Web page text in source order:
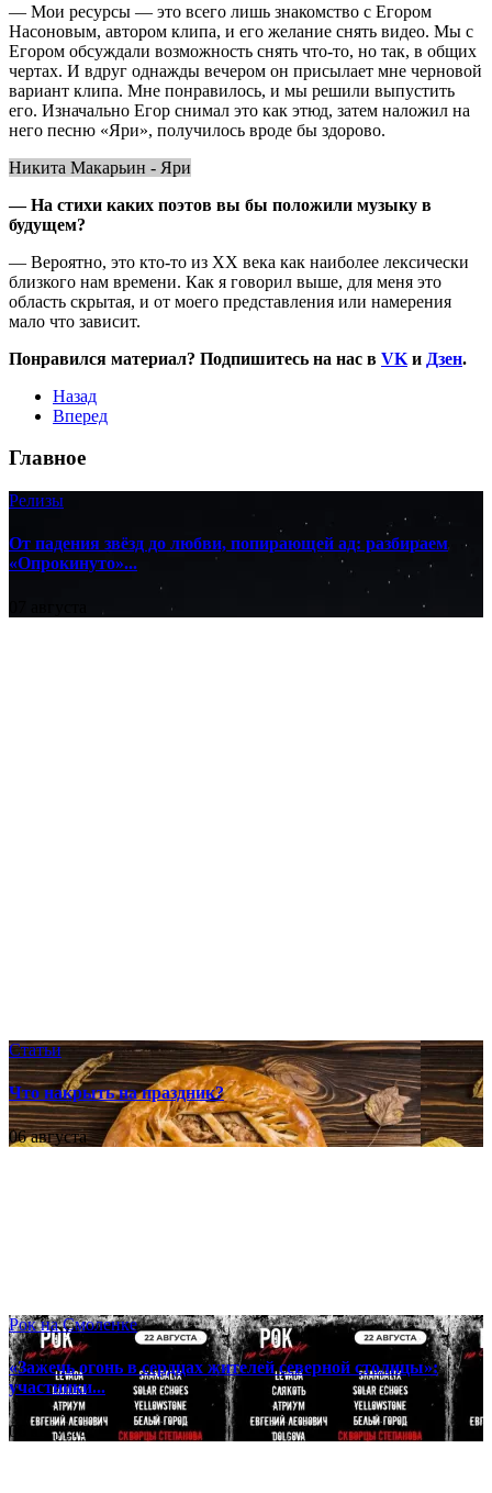
— Мои ресурсы — это всего лишь знакомство с Егором
Насоновым, автором клипа, и его желание снять видео. Мы с
Егором обсуждали возможность снять что-то, но так, в общих
чертах. И вдруг однажды вечером он присылает мне черновой
вариант клипа. Мне понравилось, и мы решили выпустить
его. Изначально Егор снимал это как этюд, затем наложил на
него песню «Яри», получилось вроде бы здорово.
Никита Макарьин - Яри
— На стихи каких поэтов вы бы положили музыку в
будущем?
— Вероятно, это кто-то из XX века как наиболее лексически
близкого нам времени. Как я говорил выше, для меня это
область скрытая, и от моего представления или намерения
мало что зависит.
Понравился материал? Подпишитесь на нас в VK и Дзен.
Назад
Вперед
Главное
Релизы
От падения звёзд до любви, попирающей ад: разбираем
«Опрокинуто»...
Статьи
Что накрыть на праздник?
06 августа
Рок на Смоленке
«Зажечь огонь в сердцах жителей северной столицы»:
участники...
06 августа